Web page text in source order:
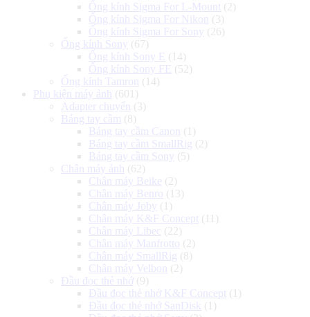
Ống kính Sigma For L-Mount (2)
Ống kính Sigma For Nikon
(3)
Ống kính Sigma For Sony (26)
Ống kính Sony (67)
Ống kính Sony E
(14)
Ống kính Sony FE
(52)
Ống kính Tamron
(14)
Phụ kiện máy ảnh
(601)
Adapter chuyển
(3)
Báng tay cầm (8)
Báng tay cầm Canon
(1)
Báng tay cầm SmallRig (2)
Báng tay cầm Sony (5)
Chân máy ảnh
(62)
Chân máy Beike (2)
Chân máy Benro (13)
Chân máy Joby (1)
Chân máy K&F Concept (11)
Chân máy Libec (22)
Chân máy Manfrotto (2)
Chân máy SmallRig (8)
Chân máy Velbon
(2)
Đầu đọc thẻ nhớ (9)
Đầu đọc thẻ nhớ K&F Concept (1)
Đầu đọc thẻ nhớ SanDisk (1)